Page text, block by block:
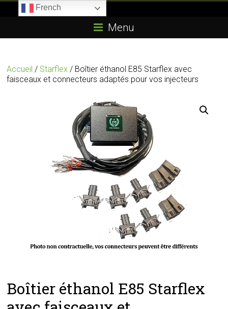
E85.com
passion
du
Menu
Accueil / Starflex / Boîtier éthanol E85 Starflex avec
faisceaux et connecteurs adaptés pour vos injecteurs
Boîtier éthanol E85 Starflex
French